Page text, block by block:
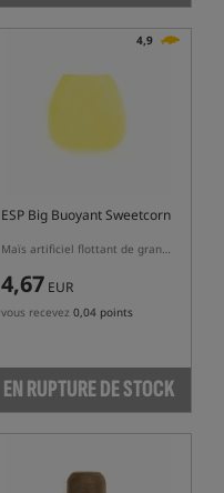
4,9
ESP Big Buoyant Sweetcorn
Maïs artificiel flottant de grande taille
4,67 EUR
vous recevez 0,04 points
EN RUPTURE DE STOCK